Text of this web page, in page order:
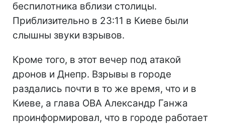
беспилотника вблизи столицы.
Приблизительно в 23:11 в Киеве были
слышны звуки взрывов.
Кроме того, в этот вечер под атакой
дронов и Днепр. Взрывы в городе
раздались почти в то же время, что и в
Киеве, а глава ОВА Александр Ганжа
проинформировал, что в городе работает